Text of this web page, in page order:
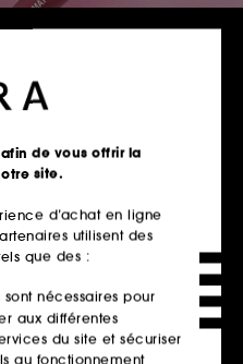
MARQUE
de vous offrir la
site.
d’achat en ligne
utilisent des
que des :
sont nécessaires pour
aux différentes
du site et sécuriser
au fonctionnement